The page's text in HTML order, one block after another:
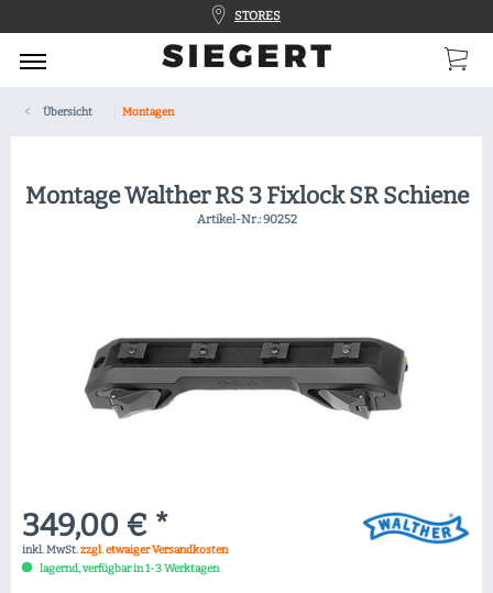
STORES
Übersicht Montagen
Montage Walther RS 3 Fixlock SR Schiene
Artikel-Nr.:90252
349,00 € *
inkl. MwSt.zzgl. etwaiger Versandkosten
lagernd, verfügbar in 1-3 Werktagen